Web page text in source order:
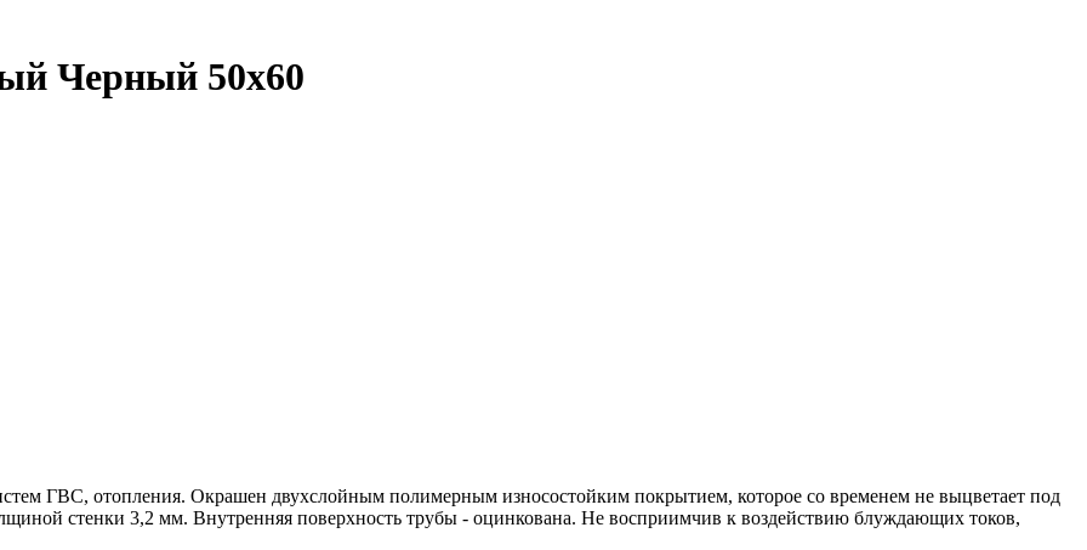
Черный 50х60
ГВС, отопления. Окрашен двухслойным полимерным износостойким покрытием, которое со временем не выцветает под
стенки 3,2 мм. Внутренняя поверхность трубы - оцинкована. Не восприимчив к воздействию блуждающих токов,